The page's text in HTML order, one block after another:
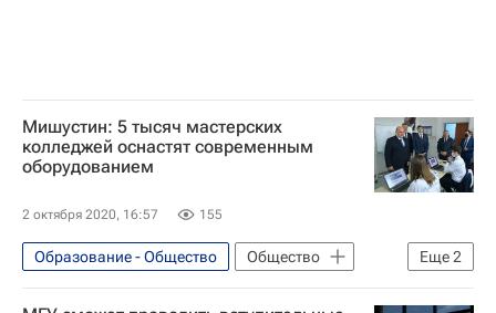
Мишустин: 5 тысяч мастерских
колледжей оснастят современным
оборудованием
2 октября 2020, 16:57 155
Еще2
Образование - Общество
Общество
Михаил Мишустин